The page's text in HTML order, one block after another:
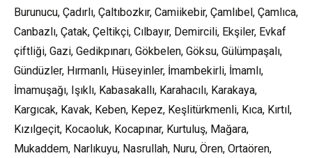
Burunucu, Çadırlı, Çaltıbozkır, Camiikebir, Çamlıbel, Çamlıca,
Canbazlı, Çatak, Çeltikçi, Cılbayır, Demircili, Ekşiler, Evkaf
çiftliği, Gazi, Gedikpınarı, Gökbelen, Göksu, Gülümpaşalı,
Gündüzler, Hırmanlı, Hüseyinler, İmambekirli, İmamlı,
İmamuşağı, Işıklı, Kabasakallı, Karahacılı, Karakaya,
Kargıcak, Kavak, Keben, Kepez, Keşlitürkmenli, Kıca, Kırtıl,
Kızılgeçit, Kocaoluk, Kocapınar, Kurtuluş, Mağara,
Mukaddem, Narlıkuyu, Nasrullah, Nuru, Ören, Ortaören,